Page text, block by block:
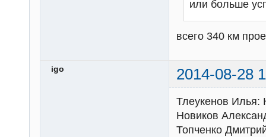
или больше
всего 340 км
igo 2014-08-28
Тлеукенов Илья:
Новиков
Топченко